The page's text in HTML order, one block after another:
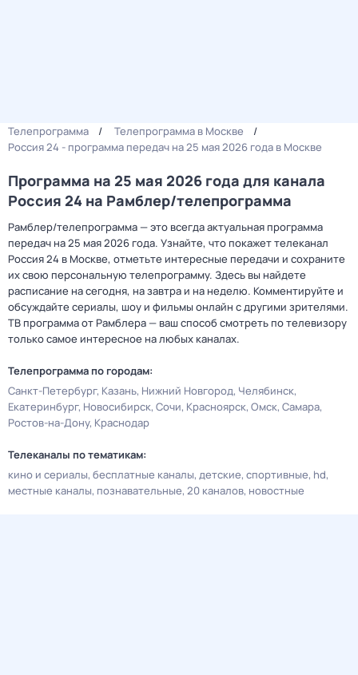
Телепрограмма
Телепрограмма в Москве
Россия 24 - программа передач на 25 мая 2026 года в Москве
Программа на 25 мая 2026 года для канала
Россия 24 на Рамблер/телепрограмма
Рамблер/телепрограмма — это всегда актуальная программа
передач на 25 мая 2026 года. Узнайте, что покажет телеканал
Россия 24 в Москве, отметьте интересные передачи и сохраните
их свою персональную телепрограмму. Здесь вы найдете
расписание на сегодня, на завтра и на неделю. Комментируйте и
обсуждайте сериалы, шоу и фильмы онлайн с другими зрителями.
ТВ программа от Рамблера — ваш способ смотреть по телевизору
только самое интересное на любых каналах.
Телепрограмма по городам:
Санкт-Петербург Казань Нижний Новгород Челябинск
Екатеринбург Новосибирск Сочи Красноярск Омск Самара
Ростов-на-Дону Краснодар
Телеканалы по тематикам:
кино и сериалы бесплатные каналы детские спортивные hd
местные каналы познавательные 20 каналов новостные